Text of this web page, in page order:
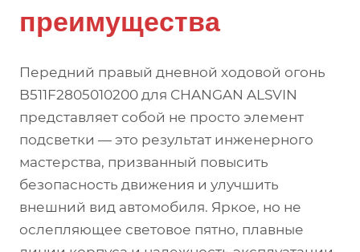
преимущества
Передний правый дневной ходовой огонь
B511F2805010200 для CHANGAN ALSVIN
представляет собой не просто элемент
подсветки — это результат инженерного
мастерства, призванный повысить
безопасность движения и улучшить
внешний вид автомобиля. Яркое, но не
ослепляющее световое пятно, плавные